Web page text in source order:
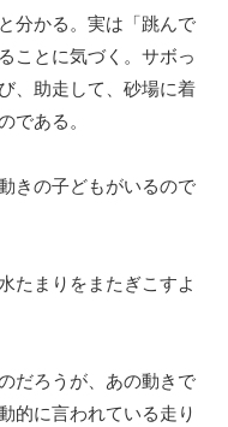
分かる。実は「跳んで
ことに気づく。サボっ
、助走して、砂場に着
である。
きの子どもがいるので
たまりをまたぎこすよ
だろうが、あの動きで
的に言われている走り